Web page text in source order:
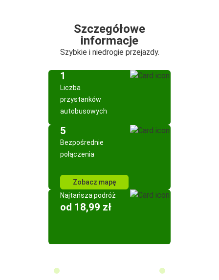
Szczegółowe
informacje
Szybkie i niedrogie przejazdy.
1
Liczba
przystanków
autobusowych
5
Bezpośrednie
połączenia
Zobacz mapę
Najtańsza podróż
od 18,99 zł